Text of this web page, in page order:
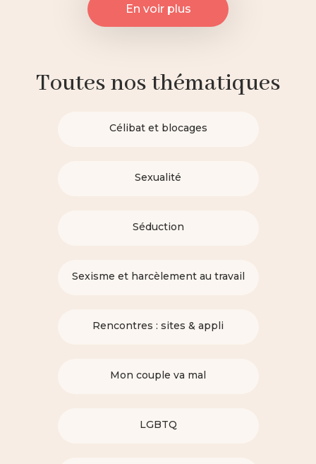
En voir plus
Toutes nos thématiques
Célibat et blocages
Sexualité
Séduction
Sexisme et harcèlement au travail
Rencontres : sites & appli
Mon couple va mal
LGBTQ